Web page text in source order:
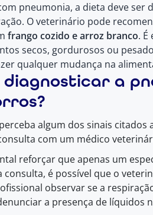
pneumonia, a dieta deve
O veterinário pode
frango cozido e arroz branco. É
secos, gordurosos ou
qualquer mudança na
diagnosticar a
algum dos sinais
com um médico
reforçar que apenas um
consulta, é possível que o
observar se a
a presença de líquidos